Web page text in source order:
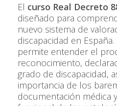
El curso Real Decreto
diseñado para
nuevo sistema de
discapacidad en
permite entender el
reconocimiento,
grado de discapacidad,
importancia de los
documentación médica